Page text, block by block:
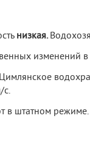
низкая.
изменений
с.
в штатном режиме.